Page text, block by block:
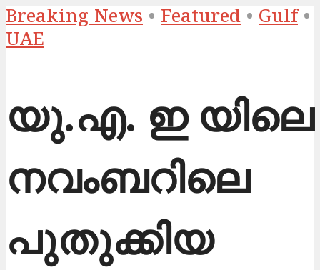
Breaking News • Featured • Gulf •
UAE
യു.എ. ഇ യിലെ
നവംബറിലെ
പുതുക്കിയ